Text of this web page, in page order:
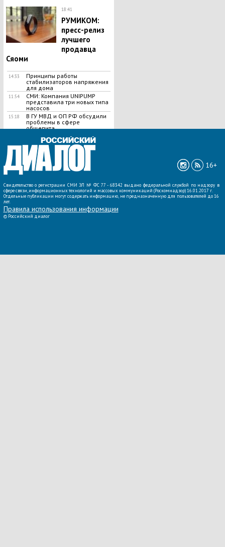
18:41
РУМИКОМ:
пресс-релиз
лучшего
продавца
Сяоми
14:33
Принципы работы
стабилизаторов напряжения
для дома
11:54
СМИ: Компания UNIPUMP
представила три новых типа
насосов
15:18
В ГУ МВД и ОП РФ обсудили
проблемы в сфере
общепита
ВСЕ НОВОСТИ »
16+
Свидетельство о регистрации СМИ ЭЛ № ФС 77 - 68342 выдано федеральной службой по надзору в
сфере связи, информационных технологий и массовых коммуникаций (Роскомнадзор) 16.01.2017 г.
Отдельные публикации могут содержать информацию, не предназначенную для пользователей до 16
лет.
Правила использования информации
© Российский диалог